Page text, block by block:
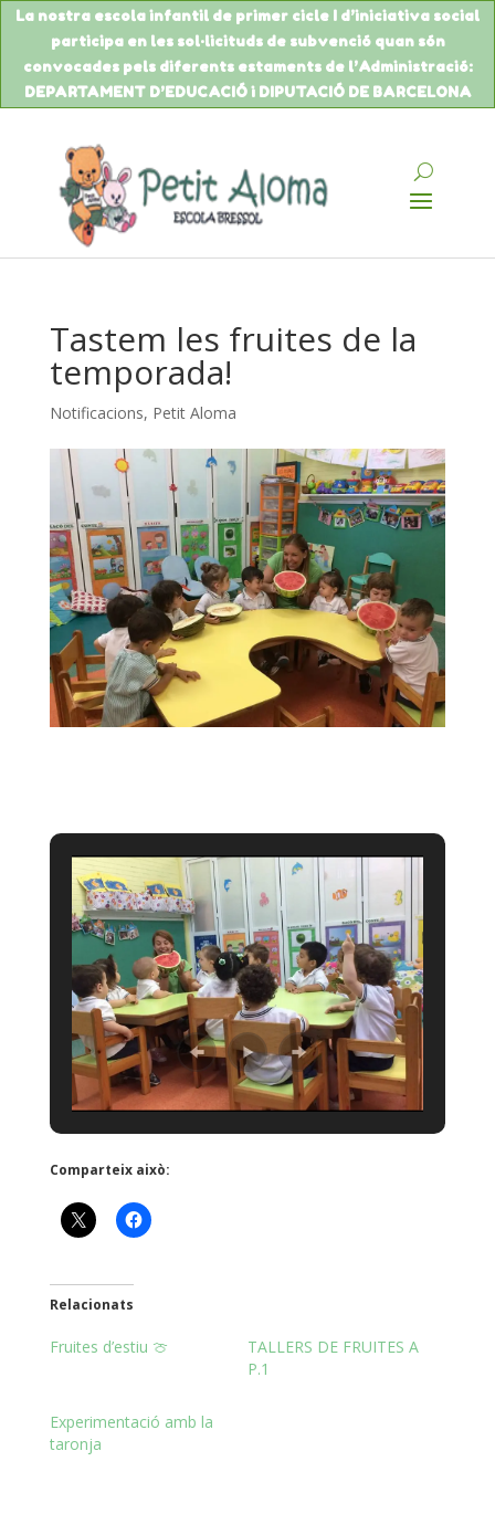
La nostra escola infantil de primer cicle I d’iniciativa social
participa en les sol·licituds de subvencióquan són
convocades pels diferents estaments de l’Administració:
DEPARTAMENT D’EDUCACIÓi DIPUTACIÓ DE BARCELONA
Tastem les fruites de la
temporada!
Notificacions, Petit Aloma
Comparteix això:
Relacionats
Fruites d’estiu 🍈
TALLERS DE FRUITES A
P.1
Experimentació amb la
taronja